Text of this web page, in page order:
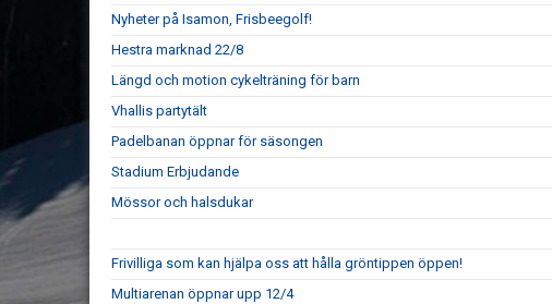
Nyheter på Isamon, Frisbeegolf!
Hestra marknad 22/8
Längd och motion cykelträning för barn
Vhallis partytält
Padelbanan öppnar för säsongen
Stadium Erbjudande
Mössor och halsdukar
Frivilliga som kan hjälpa oss att hålla gröntippen öppen!
Multiarenan öppnar upp 12/4